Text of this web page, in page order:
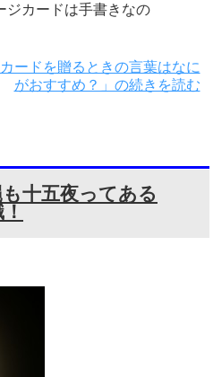
カードは手書きなの
ードを贈るときの言葉はなに
がおすすめ？」の続きを読む
十五夜ってある